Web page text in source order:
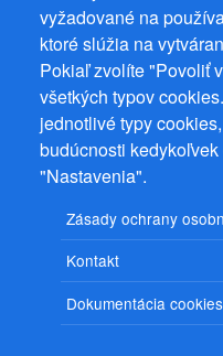
vyžadované na
ktoré slúžia na
Pokiaľ zvolíte "Povoliť
všetkých typov
jednotlivé typy
budúcnosti
"Nastavenia".
Zásady ochrany
Kontakt
Dokumentácia cookies
© 2026